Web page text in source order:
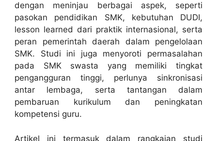
dengan meninjau berbagai aspek, seperti
pasokan pendidikan SMK, kebutuhan DUDI,
lesson learned dari praktik internasional, serta
peran pemerintah daerah dalam pengelolaan
SMK. Studi ini juga menyoroti permasalahan
pada SMK swasta yang memiliki tingkat
pengangguran tinggi, perlunya sinkronisasi
antar lembaga, serta tantangan dalam
pembaruan kurikulum dan peningkatan
kompetensi guru.
Artikel ini termasuk dalam rangkaian studi